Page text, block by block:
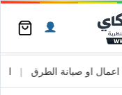
اعمال او صيانة الطرق